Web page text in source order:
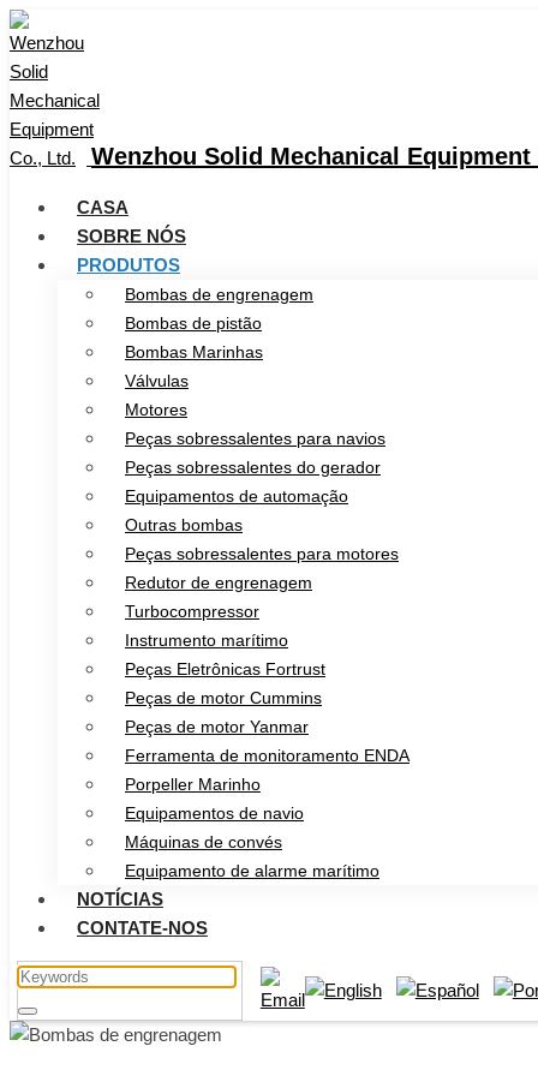
Wenzhou Solid Mechanical Equipment
CASA
SOBRE NÓS
PRODUTOS
Bombas de engrenagem
Bombas de pistão
Bombas Marinhas
Válvulas
Motores
Peças sobressalentes para navios
Peças sobressalentes do gerador
Equipamentos de automação
Outras bombas
Peças sobressalentes para motores
Redutor de engrenagem
Turbocompressor
Instrumento marítimo
Peças Eletrônicas Fortrust
Peças de motor Cummins
Peças de motor Yanmar
Ferramenta de monitoramento ENDA
Porpeller Marinho
Equipamentos de navio
Máquinas de convés
Equipamento de alarme marítimo
NOTÍCIAS
CONTATE-NOS